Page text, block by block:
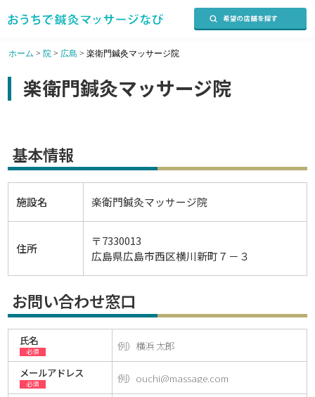
ホーム > 院> 広島 > 楽衛門鍼灸マッサージ院
楽衛門鍼灸マッサージ院
基本情報
施設名 楽衛門鍼灸マッサージ院
住所
〒7330013
広島県広島市西区横川新町７－３
お問い合わせ窓口
氏名
必須
メールアドレス
必須